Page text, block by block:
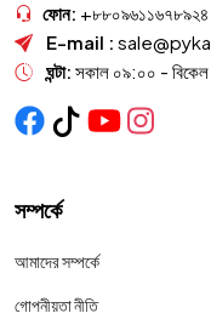
ফোন: +৮৮০৯৬১১৬৭৮৯২৪
E-mail :
ঘন্টা: সকাল ০৯:০০ -
সম্পর্কে
আমাদের সম্পর্কে
গোপনীয়তা নীতি